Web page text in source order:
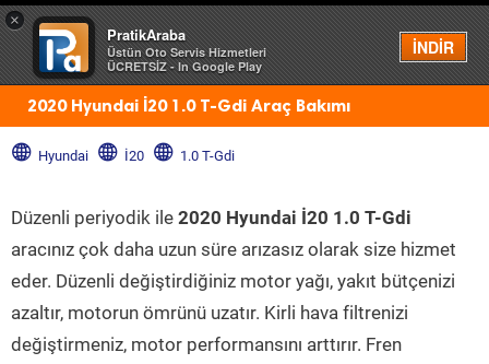
×
PratikAraba
Üstün Oto Servis Hizmetleri
ÜCRETSİZ - In Google Play
İNDİR
Menü
2020 Hyundai İ20 1.0 T-Gdi Araç Bakımı
Hyundai İ20 1.0 T-Gdi
Düzenli periyodik ile 2020 Hyundai İ20 1.0 T-Gdi
aracınız çok daha uzun süre arızasız olarak size hizmet
eder. Düzenli değiştirdiğiniz motor yağı, yakıt bütçenizi
azaltır, motorun ömrünü uzatır. Kirli hava filtrenizi
değiştirmeniz, motor performansını arttırır. Fren